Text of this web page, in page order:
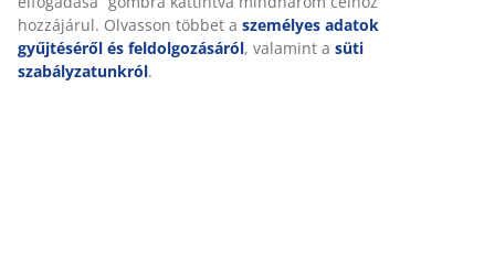
hozzájárul. Olvasson többet a személyes adatok
gyűjtéséről és feldolgozásáról, valamint a süti
szabályzatunkról.